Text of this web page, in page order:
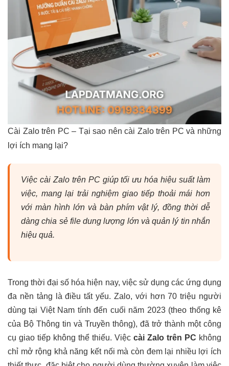
Cài Zalo trên PC – Tại sao nên cài Zalo trên PC và những
lợi ích mang lại?
Việc cài Zalo trên PC giúp tối ưu hóa hiệu suất làm
việc, mang lại trải nghiệm giao tiếp thoải mái hơn
với màn hình lớn và bàn phím vật lý, đồng thời dễ
dàng chia sẻ file dung lượng lớn và quản lý tin nhắn
hiệu quả.
Trong thời đại số hóa hiện nay, việc sử dụng các ứng dụng
đa nền tảng là điều tất yếu. Zalo, với hơn 70 triệu người
dùng tại Việt Nam tính đến cuối năm 2023 (theo thống kê
của Bộ Thông tin và Truyền thông), đã trở thành một công
cụ giao tiếp không thể thiếu. Việc cài Zalo trên PC không
chỉ mở rộng khả năng kết nối mà còn đem lại nhiều lợi ích